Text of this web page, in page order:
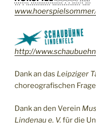
www.
http://
Dank an das Leipziger
choreografischen
Dank an den Verein
Lindenau e. V. für die